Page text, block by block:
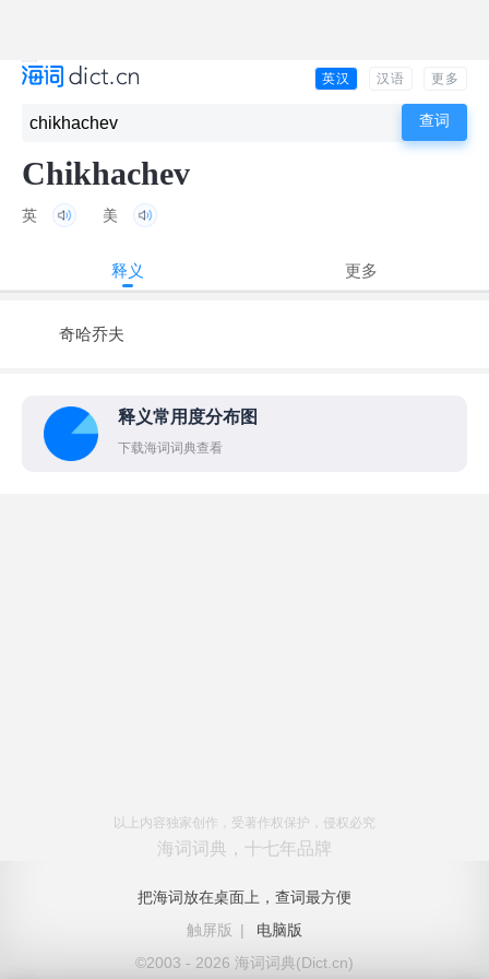
英汉 汉语 更多
Chikhachev
英 美
释义 更多
奇哈乔夫
释义常用度分布图
下载海词词典查看
以上内容独家创作，受著作权保护，侵权必究
海词词典，十七年品牌
把海词放在桌面上，查词最方便
触屏版
|
电脑版
©2003 - 2026 海词词典(Dict.cn)